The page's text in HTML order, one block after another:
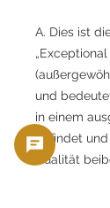
A. Dies ist
und
in einem
befindet
Qualität